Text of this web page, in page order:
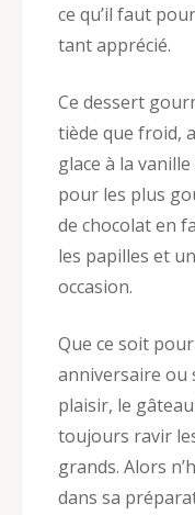
ce qu’il faut
tant apprécié.
Ce dessert
tiède que froid,
glace à la
pour les plus
de chocolat en
les papilles et
occasion.
Que ce soit
anniversaire ou
plaisir, le
toujours ravir
grands. Alors
dans sa